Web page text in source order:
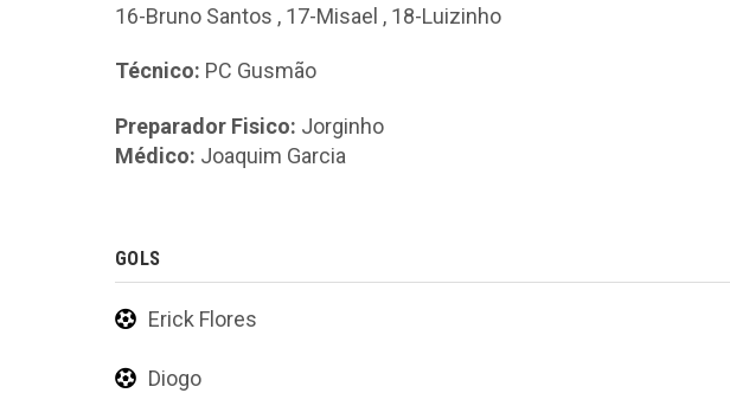
16-Bruno Santos , 17-Misael , 18-Luizinho
Técnico: PC Gusmão
Preparador Fisico: Jorginho
Médico: Joaquim Garcia
GOLS
Erick Flores
Diogo